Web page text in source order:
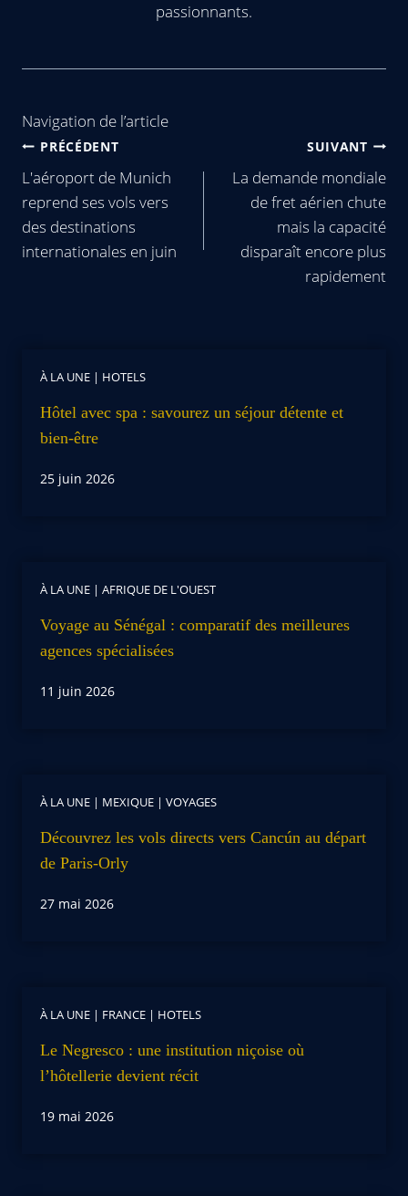
passionnants.
Navigation de l’article
PRÉCÉDENT
L'aéroport de Munich
reprend ses vols vers
des destinations
internationales en juin
SUIVANT
La demande mondiale
de fret aérien chute
mais la capacité
disparaît encore plus
rapidement
À LA UNE | HOTELS
Hôtel avec spa : savourez un séjour détente et
bien-être
25 juin 2026
À LA UNE | AFRIQUE DE L'OUEST
Voyage au Sénégal : comparatif des meilleures
agences spécialisées
11 juin 2026
À LA UNE | MEXIQUE | VOYAGES
Découvrez les vols directs vers Cancún au départ
de Paris-Orly
27 mai 2026
À LA UNE | FRANCE | HOTELS
Le Negresco : une institution niçoise où
l’hôtellerie devient récit
19 mai 2026